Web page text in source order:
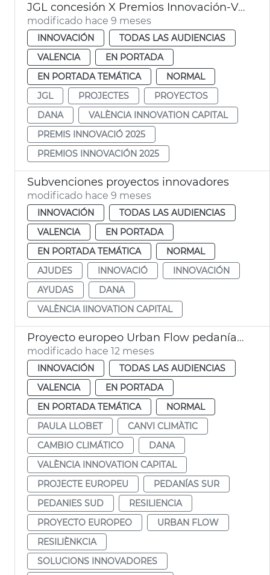
JGL concesión X Premios Innovación-Valencia Innovation Capital
modificado hace 9 meses
INNOVACIÓN
TODAS LAS AUDIENCIAS
VALENCIA
EN PORTADA
EN PORTADA TEMÁTICA
NORMAL
JGL
PROJECTES
PROYECTOS
DANA
VALÈNCIA INNOVATION CAPITAL
PREMIS INNOVACIÓ 2025
PREMIOS INNOVACIÓN 2025
Subvenciones proyectos innovadores
modificado hace 9 meses
INNOVACIÓN
TODAS LAS AUDIENCIAS
VALENCIA
EN PORTADA
EN PORTADA TEMÁTICA
NORMAL
AJUDES
INNOVACIÓ
INNOVACIÓN
AYUDAS
DANA
VALÈNCIA IINOVATION CAPITAL
Proyecto europeo Urban Flow pedanías Sur resilientes cambio climático
modificado hace 12 meses
INNOVACIÓN
TODAS LAS AUDIENCIAS
VALENCIA
EN PORTADA
EN PORTADA TEMÁTICA
NORMAL
PAULA LLOBET
CANVI CLIMÀTIC
CAMBIO CLIMÁTICO
DANA
VALÈNCIA INNOVATION CAPITAL
PROJECTE EUROPEU
PEDANÍAS SUR
PEDANIES SUD
RESILIENCIA
PROYECTO EUROPEO
URBAN FLOW
RESILIÈNKCIA
SOLUCIONS INNOVADORES